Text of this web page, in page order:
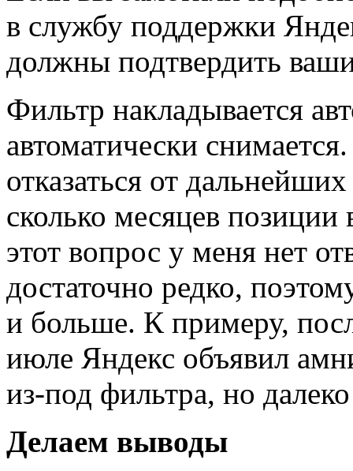
в службу поддержки
должны подтвердить
Фильтр накладывается
автоматически
отказаться от
сколько месяцев
этот вопрос у меня нет
достаточно редко,
и больше. К примеру,
июле Яндекс объявил
из-под фильтра, но
Делаем выводы